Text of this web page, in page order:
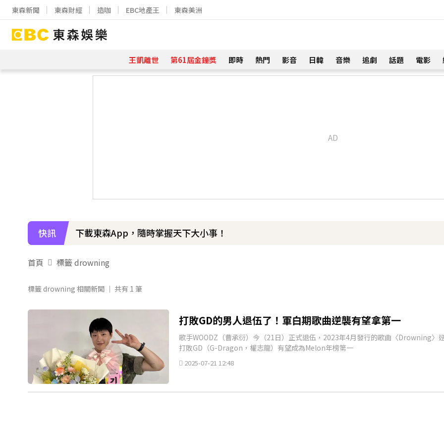
東森新聞 東森財經 造咖 EBC地產王 東森美洲
王凱離世 第61屆金鐘獎 即時 熱門 影音 日韓 音樂 追劇 話題 電影
快訊 下載東森App，隨時掌握天下大小事！
首頁 標籤 drowning
標籤 drowning 相關新聞 │ 共有 1 筆
打敗GD的男人退伍了！軍白期歌曲逆襲有望拿第一
歌手WOODZ（曹承衍）今（21日）正式退伍，2023年4月發行的歌曲〈Drowning〉
打敗GD（G-Dragon，權志龍）有望成為Melon年榜第一
2025-07-21 12:48